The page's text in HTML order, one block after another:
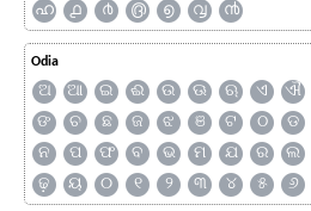
ഹ
൧ ൪ ൫ ൭ ൮ ൯
Odia
ଅ ଆ ଇ ଈ ଉ ଊ ଋ ଏ ଐ
ଙ
ଚ ଛ ଜ ଝ ଞ ଟ ଠ ଡ
ନ
ପ ଫ ବ ଭ ମ ଯ ର ଲ
ଢ଼
ୟ ୦ ୧ ୨ ୩ ୪ ୫ ୬